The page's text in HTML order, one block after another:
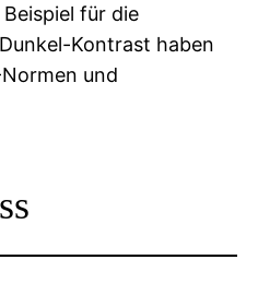
für die
Kontrast haben
und